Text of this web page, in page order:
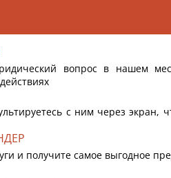
вопрос в нашем
с ним через экран,
и получите самое выгодное